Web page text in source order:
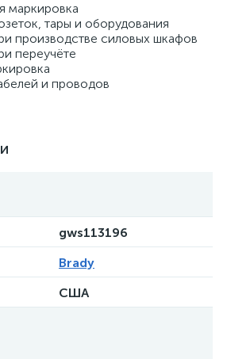
маркировка
тары и оборудования
производстве силовых шкафов
переучёте
и проводов
gws113196
Brady
США